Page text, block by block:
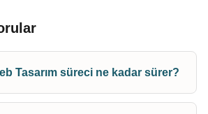
Tasarım süreci ne kadar sürer?